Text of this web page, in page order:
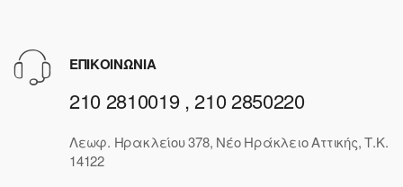
ΕΠΙΚΟΙΝΩΝΙΑ
210 2810019 , 210 2850220
Λεωφ. Ηρακλείου 378, Νέο Ηράκλειο Αττικής, Τ.Κ.
14122